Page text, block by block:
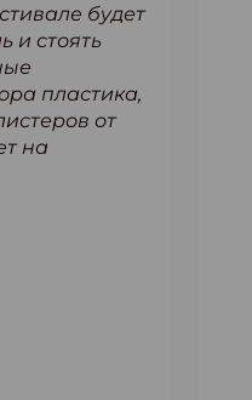
будет
и стоять
пластика,
от
на